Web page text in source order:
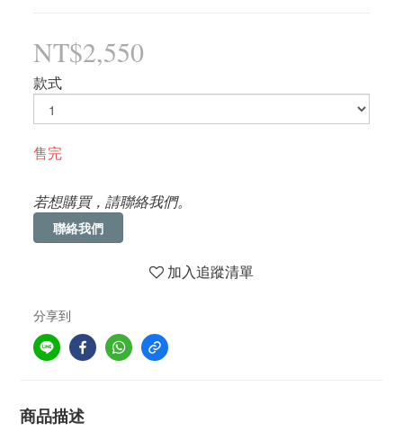
NT$2,550
款式
售完
若想購買，請聯絡我們。
聯絡我們
加入追蹤清單
分享到
商品描述